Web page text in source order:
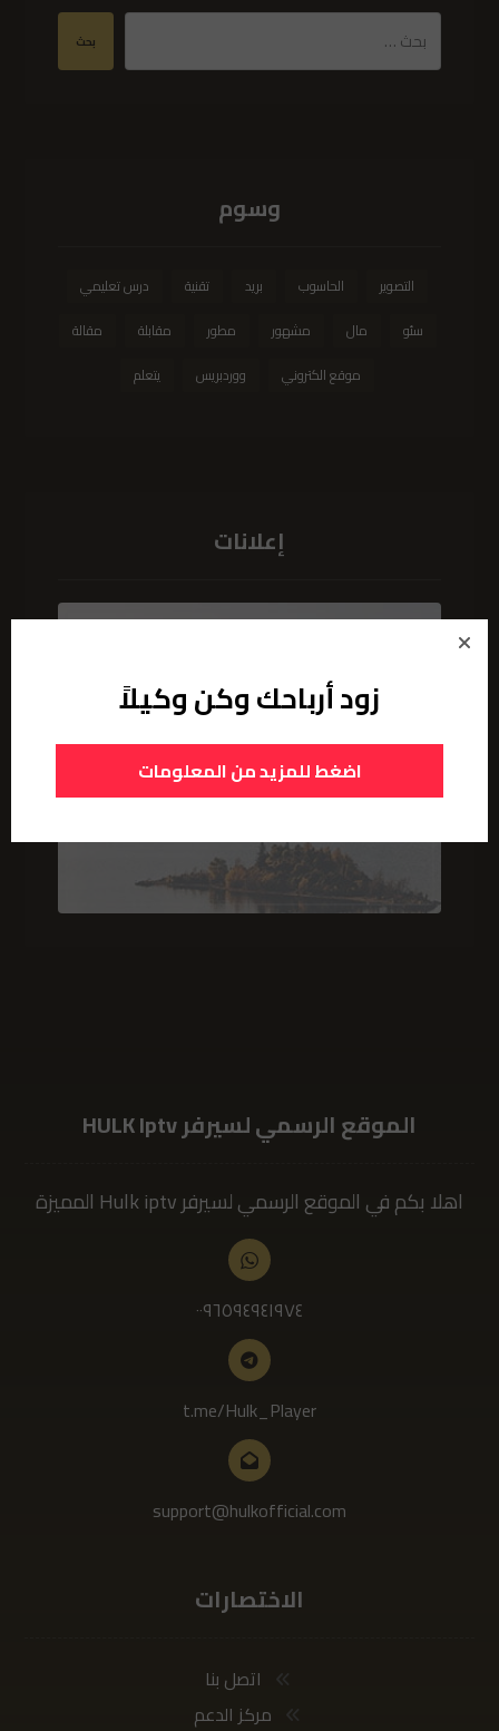
بحث
وسوم
التصوير الحاسوب بريد تقنية
درس تعليمي
سئو
مال مشهور مطور مقابلة
مقالة
موقع الكتروني
ووردبريس يتعلم
إعلانات
الموقع الرسمي لسيرفر HULK Iptv
اهلا بكم في الموقع الرسمي لسيرفر Hulk iptv المميزة
٠٠٩٦٥٩٤٩٤١٩٧٤
t.me/Hulk_Player
support@hulkofficial.com
الاختصارات
اتصل بنا
مركز الدعم
زود أرباحك وكن وكيلاً
اضغط للمزيد من المعلومات